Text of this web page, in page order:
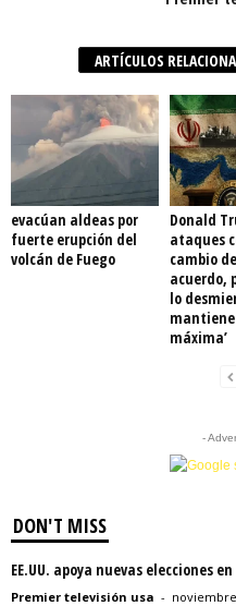
ARTÍCULOS
evacúan aldeas por
fuerte erupción del
volcán de Fuego
Donald
ataques
cambio
acuerdo,
lo
máxima’
-
DON'T MISS
EE.UU. apoya nuevas elecciones
Premier televisión usa - noviembre